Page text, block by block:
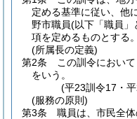
定める基準に従い、他
野市職員(以下「職員」
項を定めるものとする。
(所属長の定義)
第2条
この訓令におい
をいう。
(平23訓令17・
(服務の原則)
第3条
職員は、市民全